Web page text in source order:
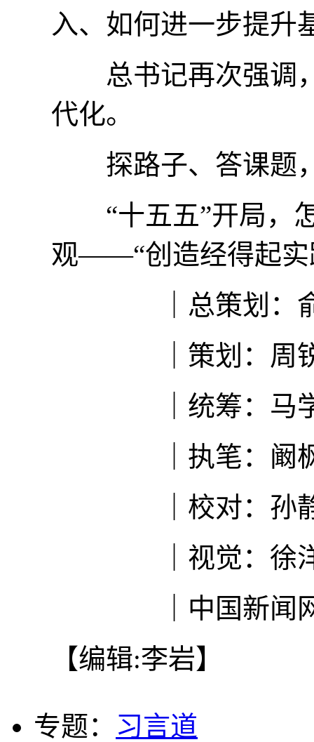
入、如何进一步提升
总书记再次强调，
代化。
探路子、答课题，
“十五五”开局，怎
观——“创造经得起实
｜总策划：
｜策划：周
｜统筹：马
｜执笔：阚
｜校对：孙
｜视觉：徐
｜中国新闻网
【编辑:李岩】
专题： 习言道